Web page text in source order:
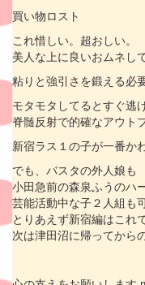
買い物ロスト
これ惜しい。超おしい。
美人な上に良いおムネし
粘りと強引さを鍛える必
モタモタしてるとすぐ逃
脊髄反射で的確なアウト
新宿ラス１の子が一番か
でも、バスタの外人娘も
小田急前の森泉ふうのハ
芸能活動中な子２人組も
とりあえず新宿編はこれ
次は津田沼に帰ってから